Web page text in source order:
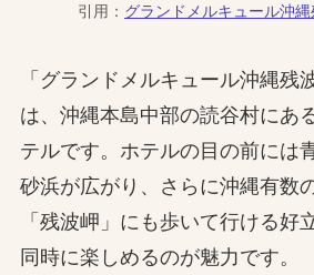
引用： グランドメルキュール沖
「グランドメルキュール沖縄残
は、沖縄本島中部の読谷村にあ
テルです。ホテルの目の前には
砂浜が広がり、さらに沖縄有数
「残波岬」にも歩いて行ける好
同時に楽しめるのが魅力です。